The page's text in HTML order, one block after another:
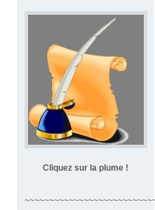
Cliquez sur la plume !